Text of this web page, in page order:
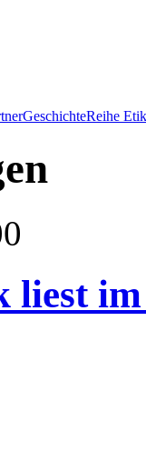
GeschichteReihe
liest